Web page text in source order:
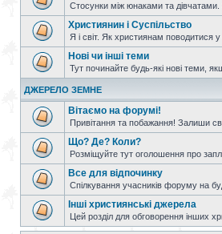
Стосунки між юнаками та дівчатами.
Християнин і Суспільство
Я і світ. Як християнам поводитися
Нові чи інші теми
Тут починайте будь-які нові теми,
ДЖЕРЕЛО ЗЕМНЕ
Вітаємо на форумі!
Привітання та побажання! Залиши
Що? Де? Коли?
Розміщуйте тут оголошення про
Все для відпочинку
Спілкування учасників форуму на
Інші християнські джерела
Цей розділ для обговорення інших